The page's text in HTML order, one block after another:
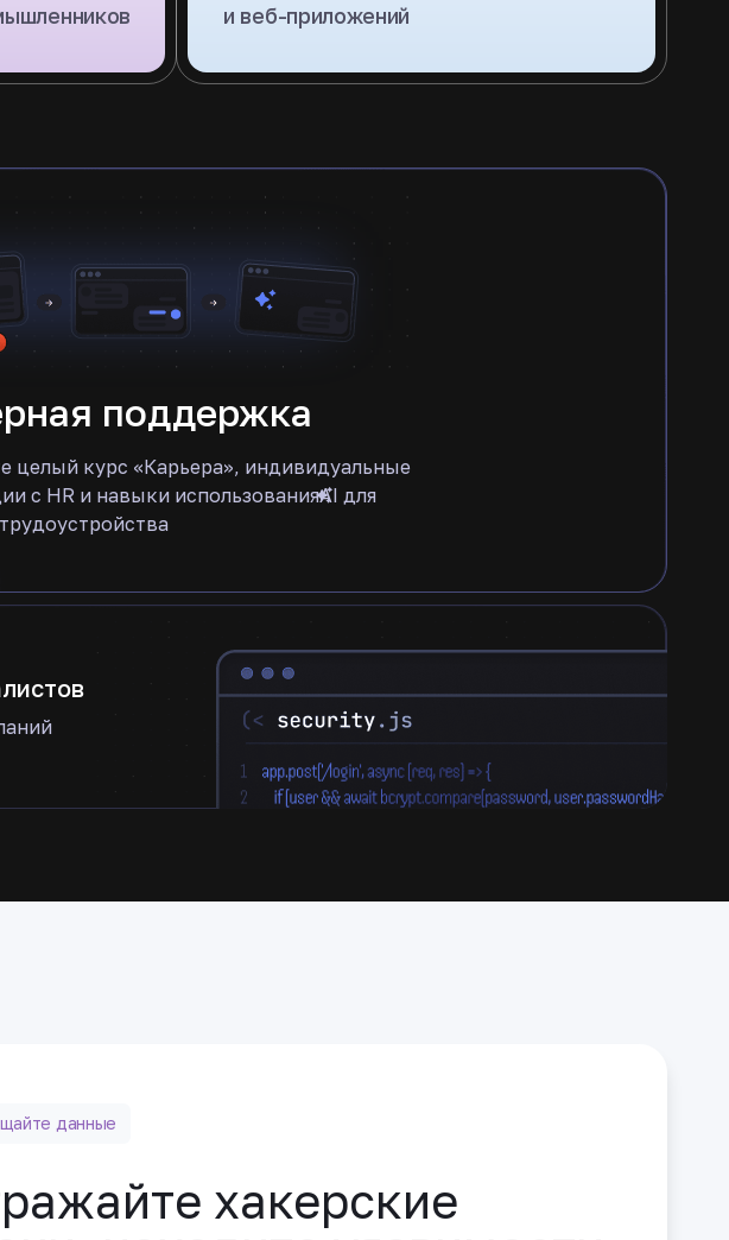
и веб-приложений
целый курс «Карьера», индивидуальные
с HR и навыки использованияㅤㅤAI для
поддержка
данные
хакерские